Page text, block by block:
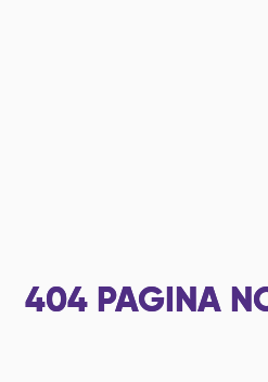
404 PAGINA